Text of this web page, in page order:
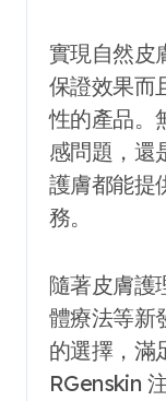
實現自然皮
保證效果而
性的產品。
感問題，還
護膚都能提
務。
隨著皮膚護
體療法等新
的選擇，滿
RGenskin